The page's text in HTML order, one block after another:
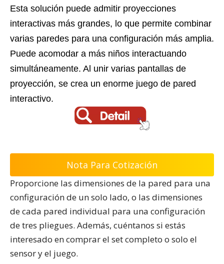
Esta solución puede admitir proyecciones
interactivas más grandes, lo que permite combinar
varias paredes para una configuración más amplia.
Puede acomodar a más niños interactuando
simultáneamente. Al unir varias pantallas de
proyección, se crea un enorme juego de pared
interactivo.
Nota Para Cotización
Proporcione las dimensiones de la pared para una
configuración de un solo lado, o las dimensiones
de cada pared individual para una configuración
de tres pliegues. Además, cuéntanos si estás
interesado en comprar el set completo o solo el
sensor y el juego.